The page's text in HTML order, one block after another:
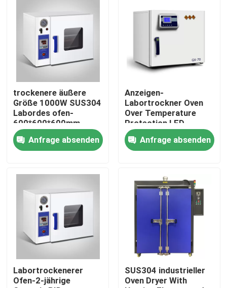
Produkte
Über uns
Fabrik Tour
Qualitätskontrolle
Alle Fälle
Industrieller Trockenofen
trockenere äußere
Größe 1000W SUS304
Labordes ofen-
600*600*600mm
Anfrage absenden
Anzeigen-
Labortrockner Oven
Over Temperature
Protection LED-
1000W
Anfrage absenden
Labortrockenerer
Ofen-2-jährige
SUS304 industrieller
Oven Dryer With